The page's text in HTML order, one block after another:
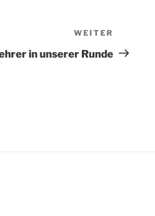
Beitrag
WEITER
in unserer Runde